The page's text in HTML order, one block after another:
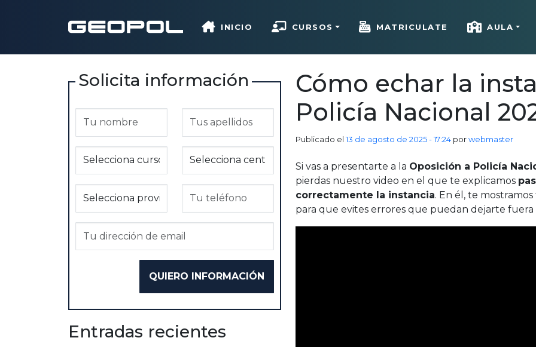
INICIO CURSOS MATRICULATE AULA
Cómo echar la
Policía Nacional
Publicado el13 de agosto de 2025 - 17:24 porwebmaster
Si vas a presentarte a la Oposición a Policía
pierdas nuestro video en el que te explicamos
correctamente la instancia. En él, te
para que evites errores que puedan dejarte fuera
Solicita información
Entradas recientes